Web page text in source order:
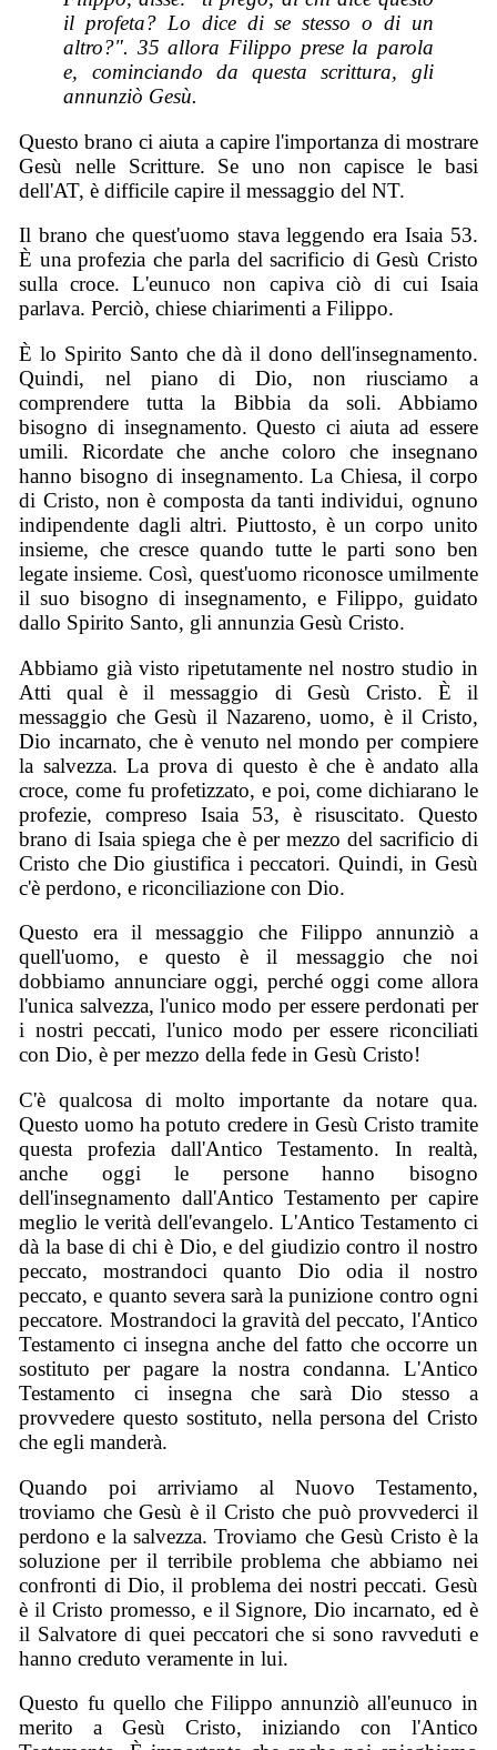
il profeta? Lo dice di se stesso o di un
altro?". 35 allora Filippo prese la parola
e, cominciando da questa scrittura, gli
annunziò Gesù.
Questo brano ci aiuta a capire l'importanza di mostrare
Gesù nelle Scritture. Se uno non capisce le basi
dell'AT, è difficile capire il messaggio del NT.
Il brano che quest'uomo stava leggendo era Isaia 53.
È una profezia che parla del sacrificio di Gesù Cristo
sulla croce. L'eunuco non capiva ciò di cui Isaia
parlava. Perciò, chiese chiarimenti a Filippo.
È lo Spirito Santo che dà il dono dell'insegnamento.
Quindi, nel piano di Dio, non riusciamo a
comprendere tutta la Bibbia da soli. Abbiamo
bisogno di insegnamento. Questo ci aiuta ad essere
umili. Ricordate che anche coloro che insegnano
hanno bisogno di insegnamento. La Chiesa, il corpo
di Cristo, non è composta da tanti individui, ognuno
indipendente dagli altri. Piuttosto, è un corpo unito
insieme, che cresce quando tutte le parti sono ben
legate insieme. Così, quest'uomo riconosce umilmente
il suo bisogno di insegnamento, e Filippo, guidato
dallo Spirito Santo, gli annunzia Gesù Cristo.
Abbiamo già visto ripetutamente nel nostro studio in
Atti qual è il messaggio di Gesù Cristo. È il
messaggio che Gesù il Nazareno, uomo, è il Cristo,
Dio incarnato, che è venuto nel mondo per compiere
la salvezza. La prova di questo è che è andato alla
croce, come fu profetizzato, e poi, come dichiarano le
profezie, compreso Isaia 53, è risuscitato. Questo
brano di Isaia spiega che è per mezzo del sacrificio di
Cristo che Dio giustifica i peccatori. Quindi, in Gesù
c'è perdono, e riconciliazione con Dio.
Questo era il messaggio che Filippo annunziò a
quell'uomo, e questo è il messaggio che noi
dobbiamo annunciare oggi, perché oggi come allora
l'unica salvezza, l'unico modo per essere perdonati per
i nostri peccati, l'unico modo per essere riconciliati
con Dio, è per mezzo della fede in Gesù Cristo!
C'è qualcosa di molto importante da notare qua.
Questo uomo ha potuto credere in Gesù Cristo tramite
questa profezia dall'Antico Testamento. In realtà,
anche oggi le persone hanno bisogno
dell'insegnamento dall'Antico Testamento per capire
meglio le verità dell'evangelo. L'Antico Testamento ci
dà la base di chi è Dio, e del giudizio contro il nostro
peccato, mostrandoci quanto Dio odia il nostro
peccato, e quanto severa sarà la punizione contro ogni
peccatore. Mostrandoci la gravità del peccato, l'Antico
Testamento ci insegna anche del fatto che occorre un
sostituto per pagare la nostra condanna. L'Antico
Testamento ci insegna che sarà Dio stesso a
provvedere questo sostituto, nella persona del Cristo
che egli manderà.
Quando poi arriviamo al Nuovo Testamento,
troviamo che Gesù è il Cristo che può provvederci il
perdono e la salvezza. Troviamo che Gesù Cristo è la
soluzione per il terribile problema che abbiamo nei
confronti di Dio, il problema dei nostri peccati. Gesù
è il Cristo promesso, e il Signore, Dio incarnato, ed è
il Salvatore di quei peccatori che si sono ravveduti e
hanno creduto veramente in lui.
Questo fu quello che Filippo annunziò all'eunuco in
merito a Gesù Cristo, iniziando con l'Antico